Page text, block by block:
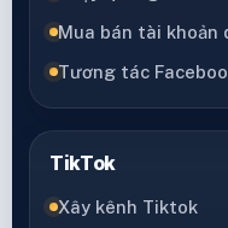
Mua bán tài khoản
Tương tác
TikTok
Xây kênh Tiktok